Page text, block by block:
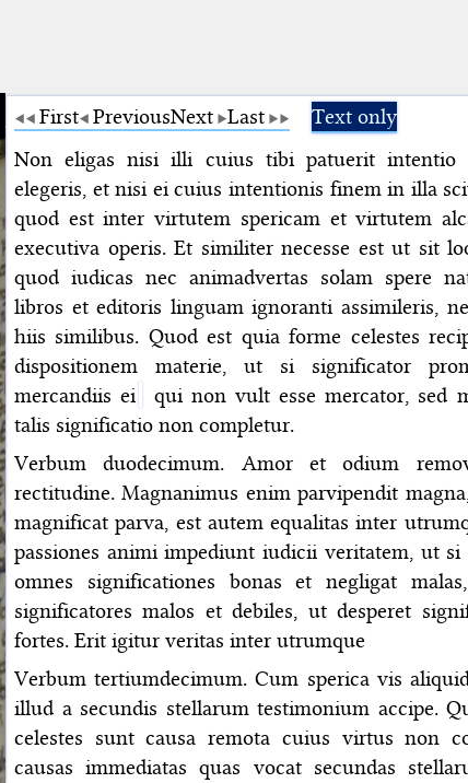
First PreviousNext Last
Text only
Non eligas nisi illi cuius tibi patuerit
elegeris, et nisi ei cuius intentionis finem in illa
quod est inter virtutem spericam et virtutem
executiva operis. Et similiter necesse est ut sit
quod iudicas nec animadvertas solam spere
libros et editoris linguam ignoranti assimileris,
hiis similibus. Quod est quia forme celestes
dispositionem materie, ut si significator
mercandiis ei
qui non vult esse mercator, sed
talis significatio non completur.
Verbum duodecimum. Amor et odium
rectitudine. Magnanimus enim parvipendit
magnificat parva, est autem equalitas inter
passiones animi impediunt iudicii veritatem, ut
omnes significationes bonas et negligat
significatores malos et debiles, ut desperet
fortes. Erit igitur veritas inter utrumque
Verbum tertiumdecimum. Cum sperica vis
illud a secundis stellarum testimonium accipe.
celestes sunt causa remota cuius virtus non
causas immediatas quas vocat secundas